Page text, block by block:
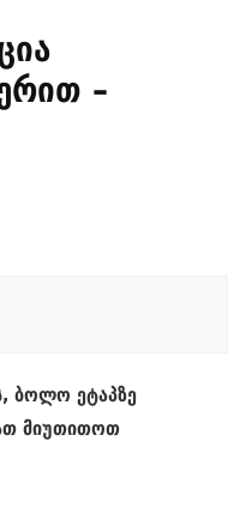
–
ბოლო ეტაპზე
მიუთითოთ